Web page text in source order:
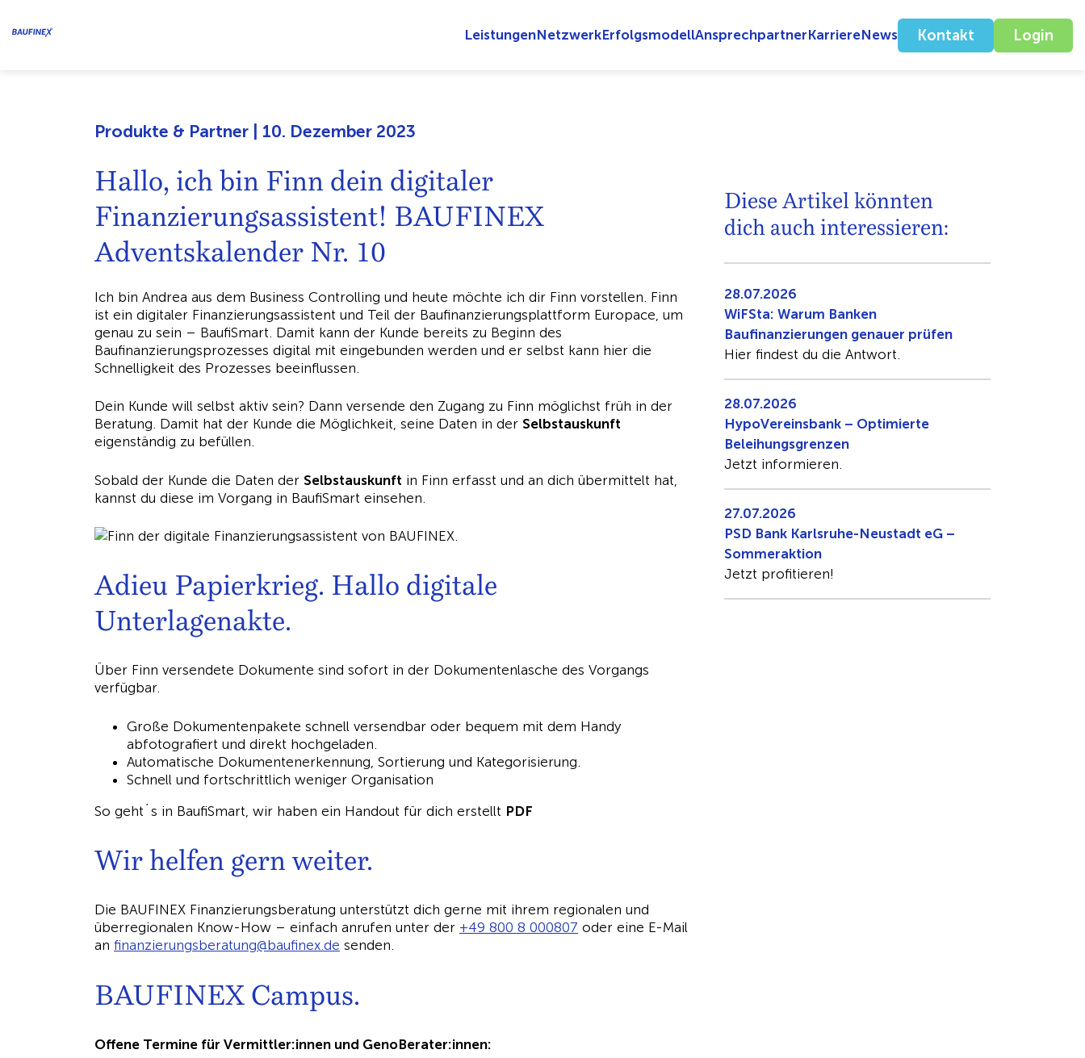
LeistungenNetzwerkErfolgsmodellAnsprechpartnerKarriereNews Kontakt Login
Produkte & Partner | 10. Dezember 2023
Hallo, ich bin Finn dein digitaler
Finanzierungsassistent! BAUFINEX
Adventskalender Nr. 10
Ich bin Andrea aus dem Business Controlling und heute möchte ich dir Finn vorstellen. Finn
ist ein digitaler Finanzierungsassistent und Teil der Baufinanzierungsplattform Europace, um
genau zu sein – BaufiSmart. Damit kann der Kunde bereits zu Beginn des
Baufinanzierungsprozesses digital mit eingebunden werden und er selbst kann hier die
Schnelligkeit des Prozesses beeinflussen.
Dein Kunde will selbst aktiv sein? Dann versende den Zugang zu Finn möglichst früh in der
Beratung. Damit hat der Kunde die Möglichkeit, seine Daten in der Selbstauskunft
eigenständig zu befüllen.
Sobald der Kunde die Daten der Selbstauskunft in Finn erfasst und an dich übermittelt hat,
kannst du diese im Vorgang in BaufiSmart einsehen.
Adieu Papierkrieg. Hallo digitale
Unterlagenakte.
Über Finn versendete Dokumente sind sofort in der Dokumentenlasche des Vorgangs
verfügbar.
Große Dokumentenpakete schnell versendbar oder bequem mit dem Handy
abfotografiert und direkt hochgeladen.
Automatische Dokumentenerkennung, Sortierung und Kategorisierung.
Schnell und fortschrittlich weniger Organisation
So geht´s in BaufiSmart, wir haben ein Handout für dich erstellt PDF
Wir helfen gern weiter.
Die BAUFINEX Finanzierungsberatung unterstützt dich gerne mit ihrem regionalen und
überregionalen Know-How – einfach anrufen unter der +49 800 8 000807 oder eine E-Mail
an
ed.xe
nifua
b@gnu
tareb
sgnur
eizna
nif senden.
BAUFINEX Campus.
Offene Termine für Vermittler:innen und GenoBerater:innen:
Diese Artikel könnten
dich auch interessieren:
28.07.2026
WiFSta: Warum Banken
Baufinanzierungen genauer prüfen
Hier findest du die Antwort.
28.07.2026
HypoVereinsbank – Optimierte
Beleihungsgrenzen
Jetzt informieren.
27.07.2026
PSD Bank Karlsruhe-Neustadt eG –
Sommeraktion
Jetzt profitieren!